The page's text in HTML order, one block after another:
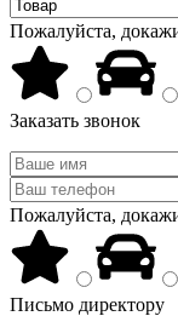
Пожалуйста,
Заказать звонок
Пожалуйста,
Письмо директору